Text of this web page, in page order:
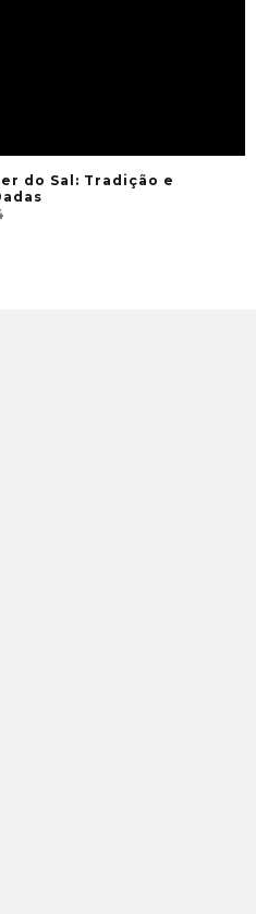
do Sal: Tradição e